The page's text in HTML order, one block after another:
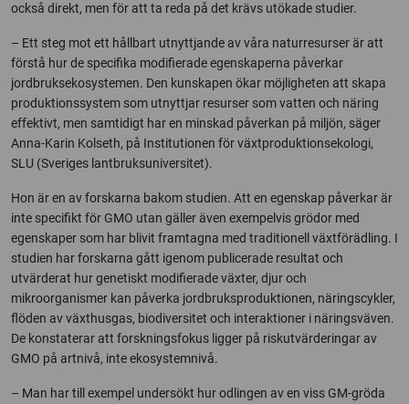
också direkt, men för att ta reda på det krävs utökade studier.
– Ett steg mot ett hållbart utnyttjande av våra naturresurser är att
förstå hur de specifika modifierade egenskaperna påverkar
jordbruksekosystemen. Den kunskapen ökar möjligheten att skapa
produktionssystem som utnyttjar resurser som vatten och näring
effektivt, men samtidigt har en minskad påverkan på miljön, säger
Anna-Karin Kolseth, på Institutionen för växtproduktionsekologi,
SLU (Sveriges lantbruksuniversitet).
Hon är en av forskarna bakom studien. Att en egenskap påverkar är
inte specifikt för GMO utan gäller även exempelvis grödor med
egenskaper som har blivit framtagna med traditionell växtförädling. I
studien har forskarna gått igenom publicerade resultat och
utvärderat hur genetiskt modifierade växter, djur och
mikroorganismer kan påverka jordbruksproduktionen, näringscykler,
flöden av växthusgas, biodiversitet och interaktioner i näringsväven.
De konstaterar att forskningsfokus ligger på riskutvärderingar av
GMO på artnivå, inte ekosystemnivå.
– Man har till exempel undersökt hur odlingen av en viss GM-gröda